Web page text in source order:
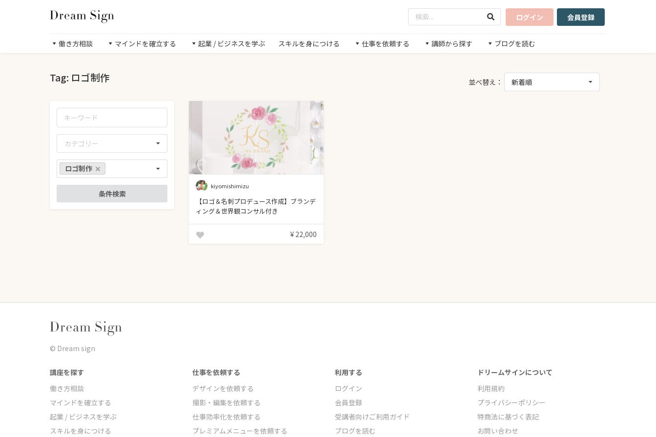
ログイン 会員登録
働き方相談 マインドを確立する 起業 / ビジネスを学ぶ スキルを身につける 仕事を依頼する 講師から探す ブログを読む
Tag: ロゴ制作 並べ替え： 新着順
カテゴリー
ロゴ制作
kiyomishimizu
【ロゴ＆名刺プロデュース作成】ブランデ
ィング＆世界観コンサル付き
¥ 22,000
©︎ Dream sign
講座を探す
働き方相談
マインドを確立する
起業 / ビジネスを学ぶ
スキルを身につける
仕事を依頼する
デザインを依頼する
撮影・編集を依頼する
仕事効率化を依頼する
プレミアムメニューを依頼する
利用する
ログイン
会員登録
受講者向けご利用ガイド
ブログを読む
ドリームサインについて
利用規約
プライバシーポリシー
特商法に基づく表記
お問い合わせ